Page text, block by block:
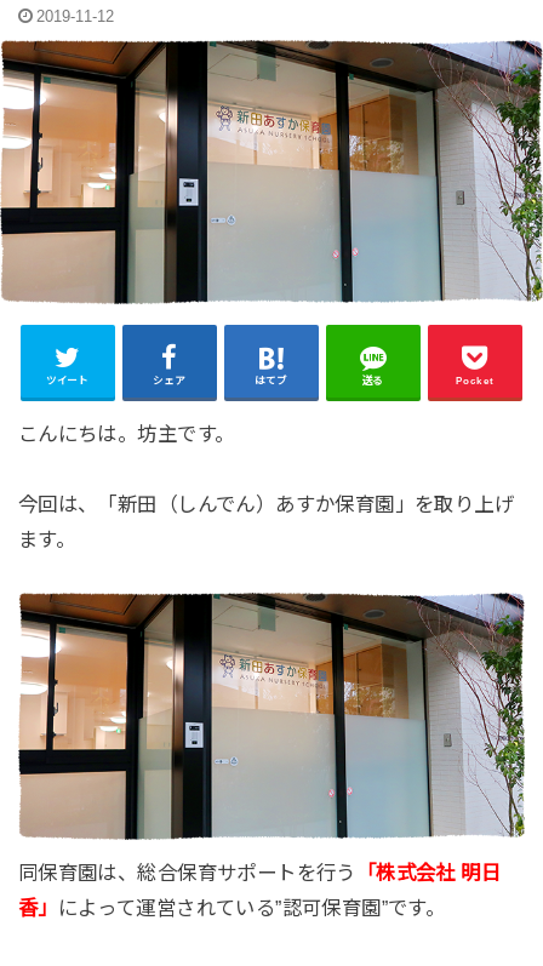
2019-11-12
ツイート シェア はてブ 送る Pocket
こんにちは。坊主です。
今回は、「新田（しんでん）あすか保育園」を取り上げ
ます。
同保育園は、総合保育サポートを行う
「株式会社 明日
香」
によって運営されている”認可保育園”です。